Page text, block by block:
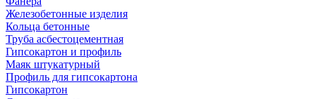
Железобетонные изделия
Кольца бетонные
Труба асбестоцементная
Гипсокартон и профиль
Маяк штукатурный
Профиль для гипсокартона
Гипсокартон